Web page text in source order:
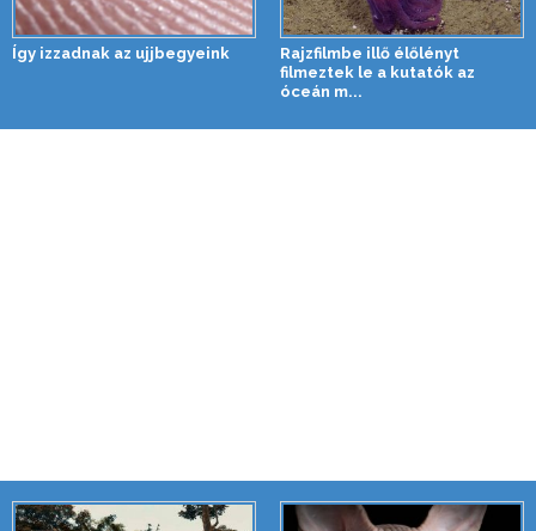
Így izzadnak az ujjbegyeink
Rajzfilmbe illő élőlényt
filmeztek le a kutatók az
óceán m...